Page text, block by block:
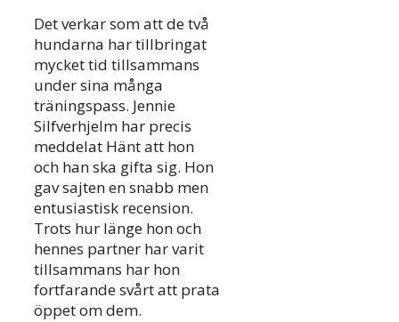
Det verkar som att de två
hundarna har tillbringat
mycket tid tillsammans
under sina många
träningspass. Jennie
Silfverhjelm har precis
meddelat Hänt att hon
och han ska gifta sig. Hon
gav sajten en snabb men
entusiastisk recension.
Trots hur länge hon och
hennes partner har varit
tillsammans har hon
fortfarande svårt att prata
öppet om dem.